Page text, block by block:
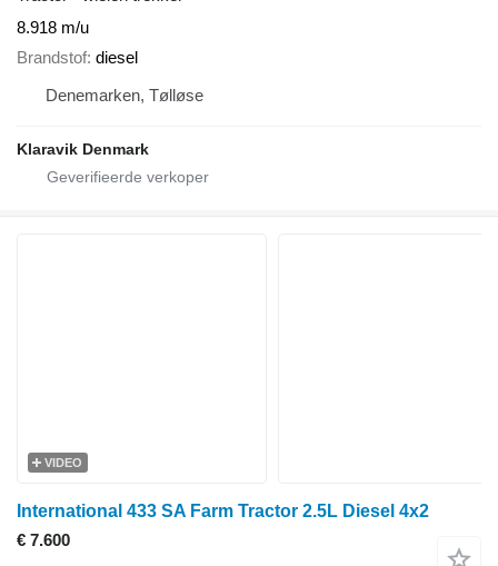
8.918 m/u
Brandstof diesel
Denemarken, Tølløse
Klaravik Denmark
VIDEO
International 433 SA Farm Tractor 2.5L Diesel 4x2
€ 7.600